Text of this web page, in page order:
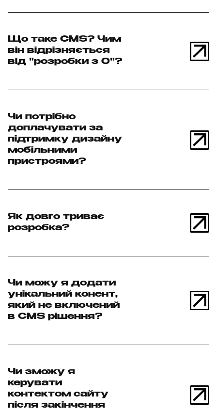
Що таке CMS? Чим
він відрізняється
від "розробки з 0"?
Чи потрібно
доплачувати за
підтримку дизайну
мобільними
пристроями?
Як довго триває
розробка?
Чи можу я додати
унікальний конент,
який не включений
в CMS рішення?
Чи зможу я
керувати
контектом сайту
після закінчення